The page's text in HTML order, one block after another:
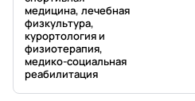
медицина, лечебная
физкультура,
курортология и
физиотерапия,
медико-социальная
реабилитация